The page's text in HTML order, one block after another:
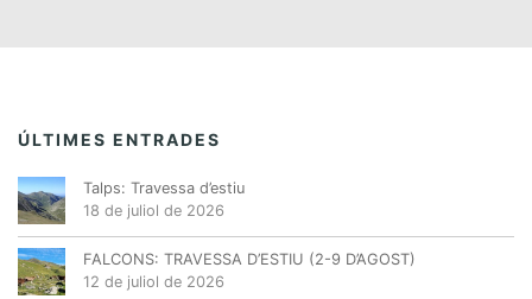
ÚLTIMES ENTRADES
Talps: Travessa d’estiu
18 de juliol de 2026
FALCONS: TRAVESSA D’ESTIU (2-9 D’AGOST)
12 de juliol de 2026